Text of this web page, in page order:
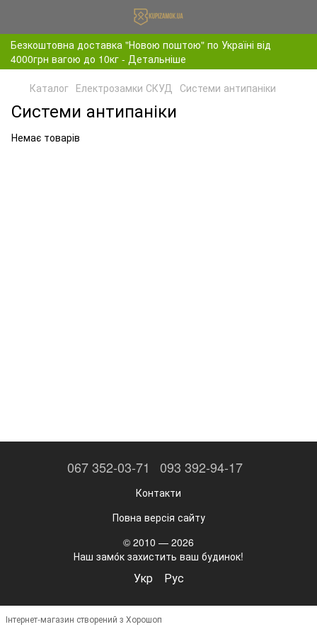
Безкоштовна доставка "Новою поштою" по Україні від
4000грн вагою до 10кг - Детальніше
Каталог Електрозамки СКУД Системи антипаніки
Системи антипаніки
Немає товарів
067 352-03-71 093 392-94-17
Контакти
Повна версія сайту
© 2010 — 2026
Наш замо́к захистить ваш будинок!
Укр Рус
Інтернет-магазин створений з Хорошоп